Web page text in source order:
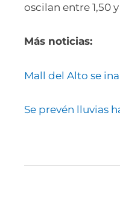
oscilan entre 1,50
Más noticias:
Mall del Alto se
Se prevén lluvias